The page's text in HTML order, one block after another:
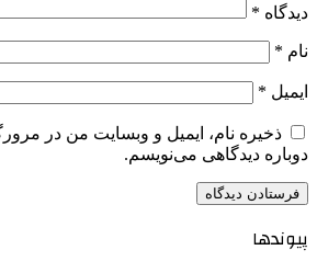
دیدگاه *
نام *
ایمیل *
ذخیره نام، ایمیل و وبسایت من در
دوباره دیدگاهی می‌نویسم.
پیوندها